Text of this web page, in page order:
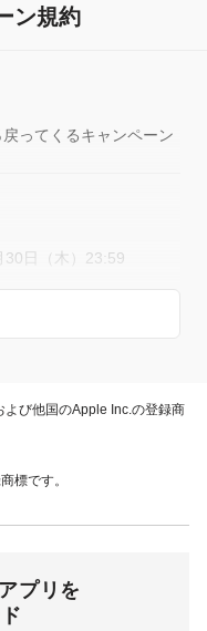
ン規約
ってくるキャンペーン
日（木）23:59
お支払いをしていただい
ボーナスを付与しま
20％付与
5,000円相当／回
よび他国のApple Inc.の登録商
標です。
アプリを